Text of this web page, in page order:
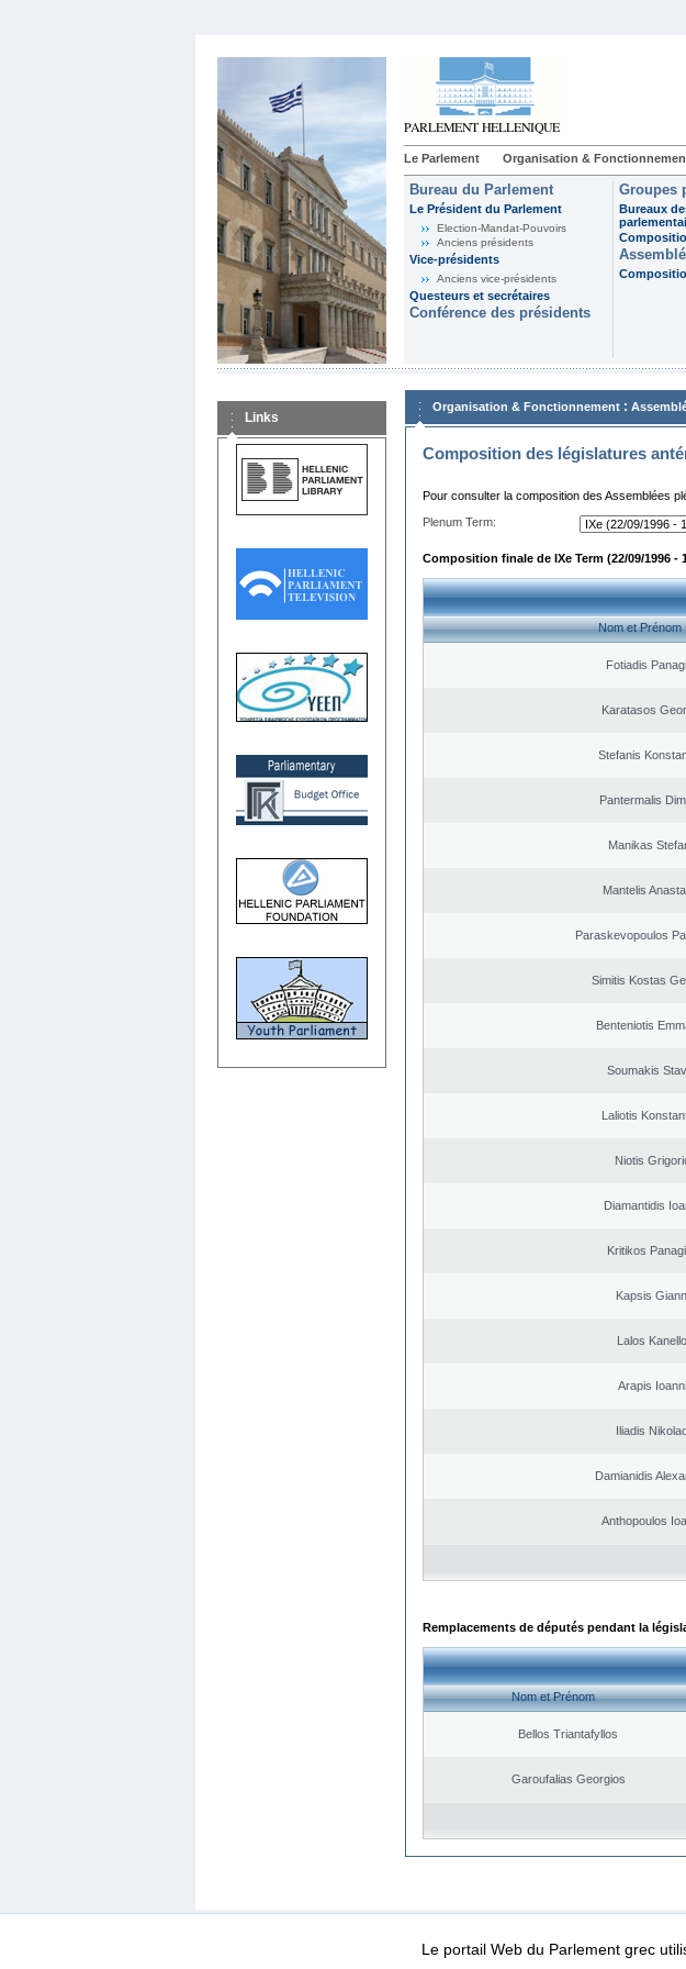
Le Parlement Organisation &
Bureau du Parlement
Le Président du Parlement
Election-Mandat-Pouvoirs
Anciens présidents
Vice-présidents
Anciens vice-présidents
Questeurs et secrétaires
Conférence des présidents
Groupes
Bureaux
Links
Organisation & Fonctionnement :
Composition des législatures
Pour consulter la composition des Assemblées
Plenum Term:
Composition finale de IXe Term (22/09/1996 -
Nom et Prénom
Fotiadis
Karatasos
Stefanis
Pantermalis
Manikas
Mantelis
Paraskevopoulos
Simitis Kostas
Benteniotis
Soumakis
Laliotis
Niotis
Diamantidis
Kritikos
Kapsis
Lalos
Arapis
Iliadis
Damianidis
Anthopoulos
Remplacements de députés pendant la
Nom et Prénom
Bellos Triantafyllos
Garoufalias Georgios
Conditions d’utilisation Data Protection Security & Access
Le portail Web du Parlement grec